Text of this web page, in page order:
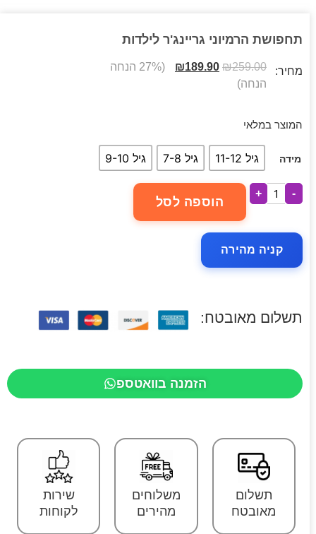
תחפושת הרמיוני גריינג'ר לילדות
מחיר: ₪259.00
₪189.90
(27% הנחה
הנחה)
המוצר במלאי
מידה גיל 11-12 גיל 7-8 גיל 9-10
-
+
הוספה לסל
קניה מהירה
תשלום מאובטח:
הזמנה בוואטספ
תשלום
מאובטח
משלוחים
מהירים
שירות
לקוחות